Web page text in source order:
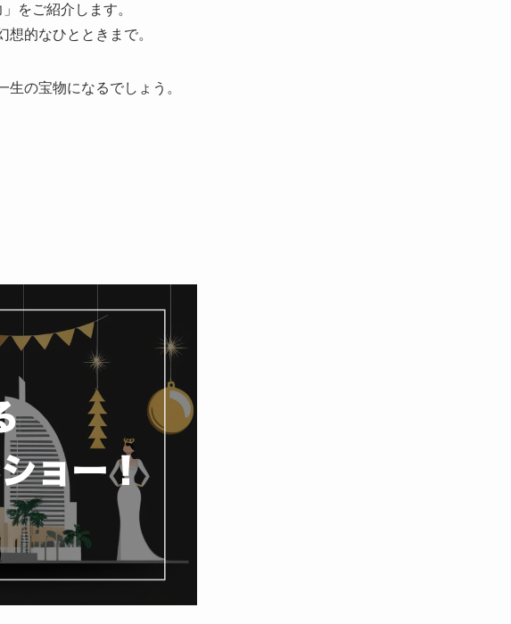
をご紹介します。
的なひとときまで。
の宝物になるでしょう。